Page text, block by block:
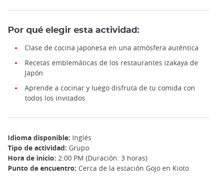
Por qué elegir esta actividad:
Clase de cocina japonesa en una atmósfera auténtica
Recetas emblemáticas de los restaurantes izakaya de
Japón
Aprende a cocinar y luego disfruta de tu comida con
todos los invitados
Idioma disponible: Inglés
Tipo de actividad: Grupo
Hora de inicio: 2:00 PM (Duración: 3 horas)
Punto de encuentro: Cerca de la estación Gojo en Kioto